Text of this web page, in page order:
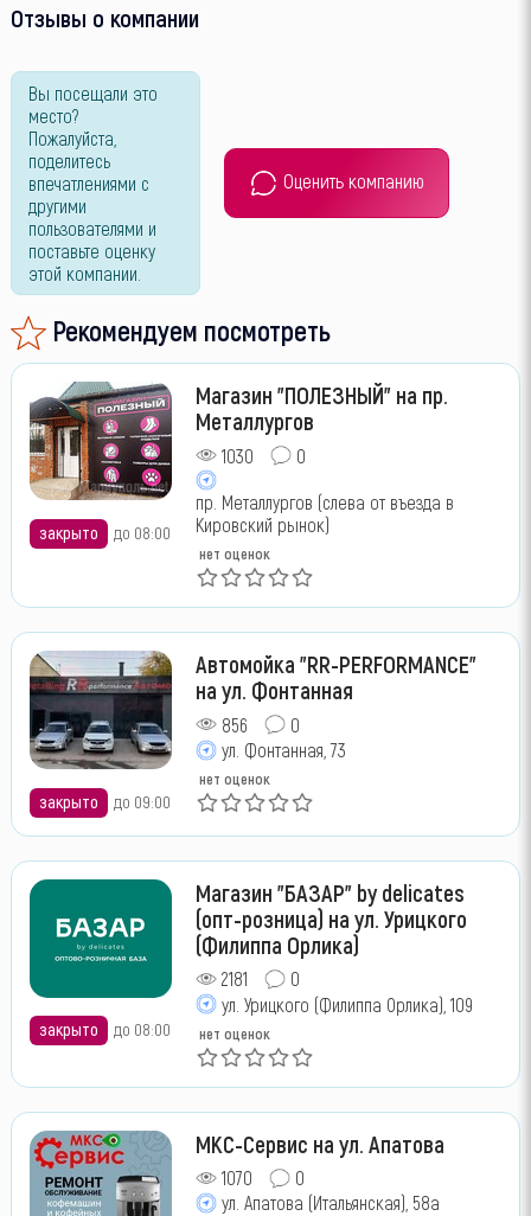
Отзывы о компании
Вы посещали это
место?
Пожалуйста,
поделитесь
впечатлениями с
другими
пользователями и
поставьте оценку
этой компании.
Оценить компанию
Рекомендуем посмотреть
закрыто до 08:00
Магазин "ПОЛЕЗНЫЙ" на пр.
Металлургов
1030 0
пр. Металлургов (слева от въезда в
Кировский рынок)
нет оценок
закрыто до 09:00
Автомойка "RR-PERFORMANCE"
на ул. Фонтанная
856
0
ул. Фонтанная, 73
нет оценок
закрыто до 08:00
Магазин "БАЗАР" by delicates
(опт-розница) на ул. Урицкого
(Филиппа Орлика)
2181
0
ул. Урицкого (Филиппа Орлика), 109
нет оценок
МКС-Сервис на ул. Апатова
1070
0
ул. Апатова (Итальянская), 58а